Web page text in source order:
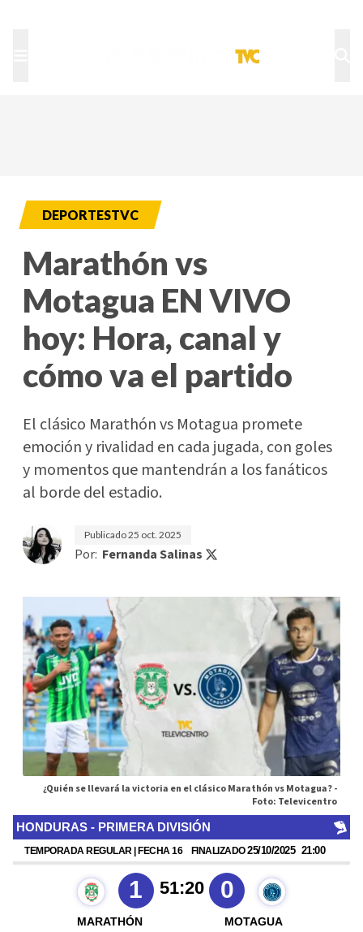
DEPORTESTVC
Marathón vs
Motagua EN VIVO
hoy: Hora, canal y
cómo va el partido
El clásico Marathón vs Motagua promete
emoción y rivalidad en cada jugada, con goles
y momentos que mantendrán a los fanáticos
al borde del estadio.
Publicado25 oct. 2025
Por: Fernanda Salinas
¿Quién se llevará la victoria en el clásico Marathón vs Motagua? -
Foto: Televicentro